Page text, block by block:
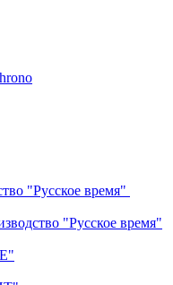
"Русское время"
"Русское время"